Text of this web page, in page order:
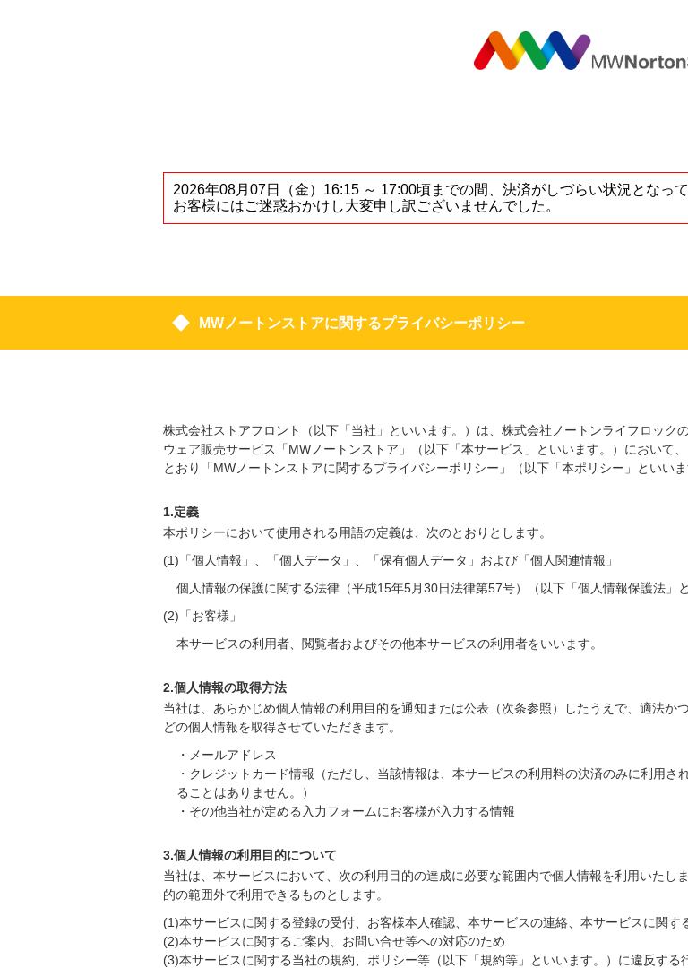
2026年08月07日（金）16:15 ～ 17:00頃までの間、決済がしづらい状況となっ
お客様にはご迷惑おかけし大変申し訳ございませんでした。
MWノートンストアに関するプライバシーポリシー
株式会社ストアフロント（以下「当社」といいます。）は、株式会社ノートンライフロック
ウェア販売サービス「MWノートンストア」（以下「本サービス」といいます。）において
とおり「MWノートンストアに関するプライバシーポリシー」（以下「本ポリシー」といいま
1.定義
本ポリシーにおいて使用される用語の定義は、次のとおりとします。
(1)「個人情報」、「個人データ」、「保有個人データ」および「個人関連情報」
個人情報の保護に関する法律（平成15年5月30日法律第57号）（以下「個人情報保護法」
(2)「お客様」
本サービスの利用者、閲覧者およびその他本サービスの利用者をいいます。
2.個人情報の取得方法
当社は、あらかじめ個人情報の利用目的を通知または公表（次条参照）したうえで、適法
どの個人情報を取得させていただきます。
・メールアドレス
・クレジットカード情報（ただし、当該情報は、本サービスの利用料の決済のみに利用
ることはありません。）
・その他当社が定める入力フォームにお客様が入力する情報
3.個人情報の利用目的について
当社は、本サービスにおいて、次の利用目的の達成に必要な範囲内で個人情報を利用いたし
的の範囲外で利用できるものとします。
(1)本サービスに関する登録の受付、お客様本人確認、本サービスの連絡、本サービスに関
(2)本サービスに関するご案内、お問い合せ等への対応のため
(3)本サービスに関する当社の規約、ポリシー等（以下「規約等」といいます。）に違反する